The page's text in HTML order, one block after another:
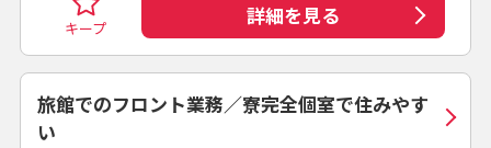
キープ 詳細を見る
旅館でのフロント業務／寮完全個室で住みやす
い